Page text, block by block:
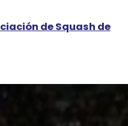
de Squash de